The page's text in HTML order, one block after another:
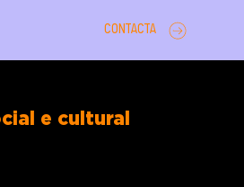
CONTACTA
e cultural